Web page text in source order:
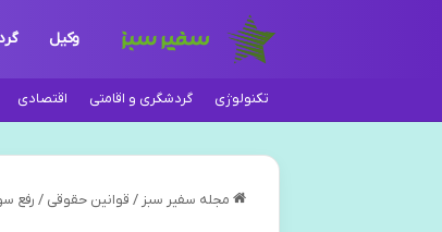
وکیل
تکنولوژی گردشگری و اقامتی اقتصادی
مجله سفیر سبز / قوانین حقوقی / رفع